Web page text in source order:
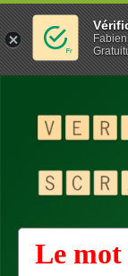
Le mot